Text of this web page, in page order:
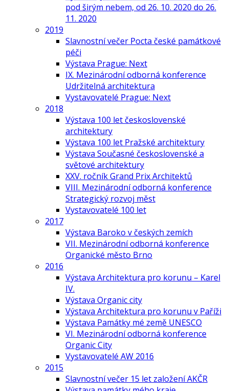
pod širým nebem, od 26. 10. 2020 do 26.
11. 2020
2019
Slavnostní večer Pocta české památkové
péči
Výstava Prague: Next
IX. Mezinárodní odborná konference
Udržitelná architektura
Vystavovatelé Prague: Next
2018
Výstava 100 let československé
architektury
Výstava 100 let Pražské architektury
Výstava Současné československé a
světové architektury
XXV. ročník Grand Prix Architektů
VIII. Mezinárodní odborná konference
Strategický rozvoj měst
Vystavovatelé 100 let
2017
Výstava Baroko v českých zemích
VII. Mezinárodní odborná konference
Organické město Brno
2016
Výstava Architektura pro korunu – Karel
IV.
Výstava Organic city
Výstava Architektura pro korunu v Paříži
Výstava Památky mé země UNESCO
VI. Mezinárodní odborná konference
Organic City
Vystavovatelé AW 2016
2015
Slavnostní večer 15 let založení AKČR